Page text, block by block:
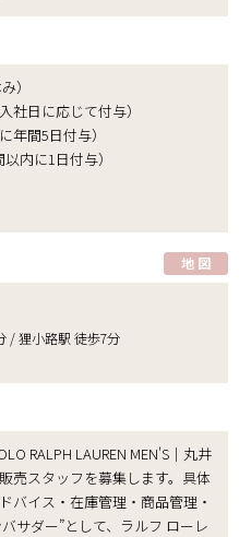
）
社日に応じて付与）
年間5日付与）
内に1日付与）
地 図
/ 狸小路駅 徒歩7分
RALPH LAUREN MEN'S｜丸井
売スタッフを募集します。具体
バイス・在庫管理・商品管理・
サダー”として、ラルフ ローレ